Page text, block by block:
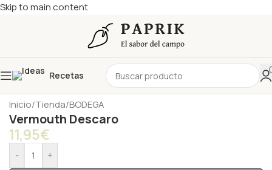
Skip to main content
Recetas
Inicio/Tienda/BODEGA
Vermouth Descaro
11,95€
- +